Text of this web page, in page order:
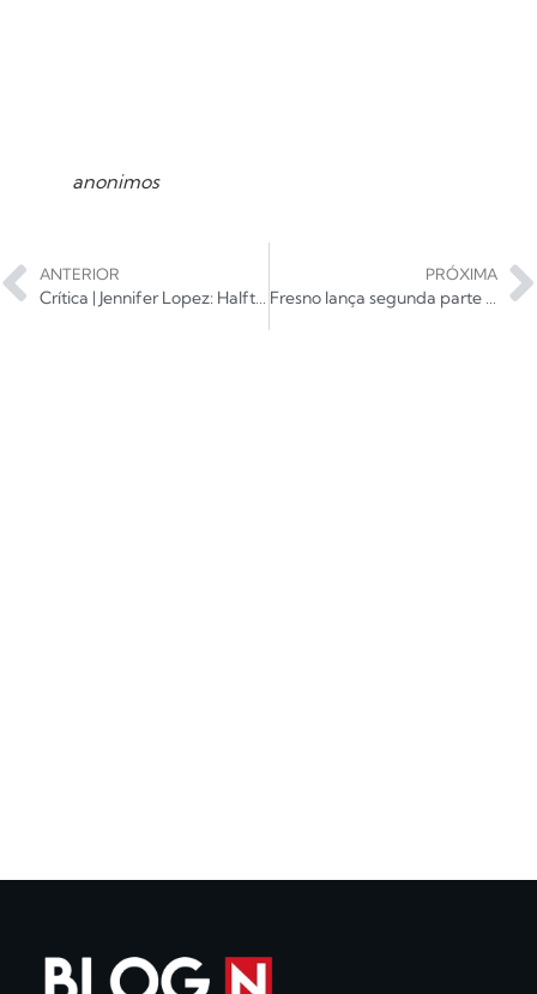
anonimos
ANTERIOR
Crítica | Jennifer Lopez: Halftime
PRÓXIMA
Fresno lança segunda parte de remixes em VTQMV RMXS 02; ouça!